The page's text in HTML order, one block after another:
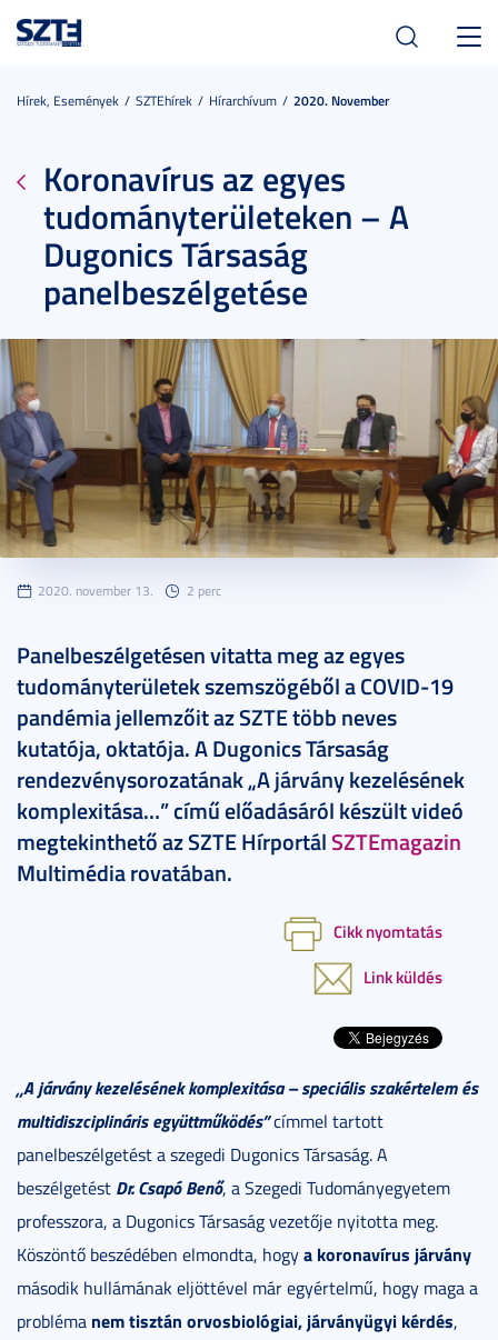
Hírek, Események SZTEhírek Hírarchívum 2020. November
Koronavírus az egyes
tudományterületeken – A
Dugonics Társaság
panelbeszélgetése
2020. november 13. 2 perc
Panelbeszélgetésen vitatta meg az egyes
tudományterületek szemszögéből a COVID-19
pandémia jellemzőit az SZTE több neves
kutatója, oktatója. A Dugonics Társaság
rendezvénysorozatának „A járvány kezelésének
komplexitása…” című előadásáról készült videó
megtekinthető az SZTE HírportálSZTEmagazin
Multimédia rovatában.
Cikk nyomtatás
Link küldés
„A járvány kezelésének komplexitása – speciális szakértelem és
multidiszciplináris együttműködés”címmel tartott
panelbeszélgetést a szegedi Dugonics Társaság. A
beszélgetést Dr. Csapó Benő, a Szegedi Tudományegyetem
professzora, a Dugonics Társaság vezetője nyitotta meg.
Köszöntő beszédében elmondta, hogya koronavírus járvány
második hullámának eljöttével már egyértelmű, hogy maga a
probléma nem tisztán orvosbiológiai, járványügyi kérdés,